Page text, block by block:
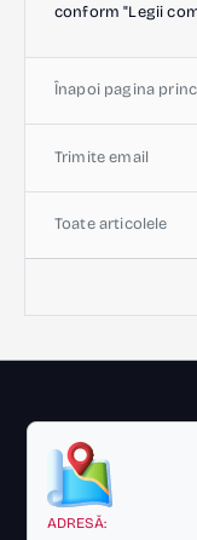
conform "Legii
Înapoi pagina
Trimite email
Toate articolele
ADRESĂ: